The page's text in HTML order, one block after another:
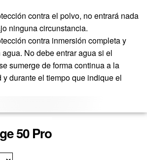
contra el polvo, no entrará nada
ninguna circunstancia.
contra inmersión completa y
No debe entrar agua si el
sumerge de forma continua a la
y durante el tiempo que indique el
50 Pro